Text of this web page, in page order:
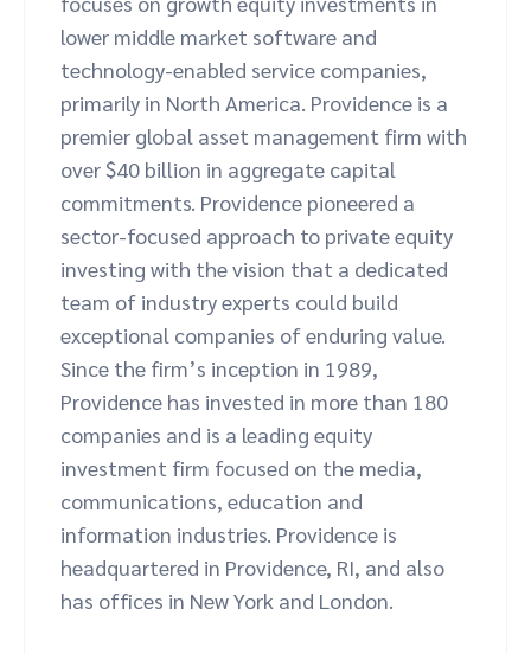
lower middle market software and
technology-enabled service companies,
primarily in North America. Providence is a
premier global asset management firm with
over $40 billion in aggregate capital
commitments. Providence pioneered a
sector-focused approach to private equity
investing with the vision that a dedicated
team of industry experts could build
exceptional companies of enduring value.
Since the firm’s inception in 1989,
Providence has invested in more than 180
companies and is a leading equity
investment firm focused on the media,
communications, education and
information industries. Providence is
headquartered in Providence, RI, and also
has offices in New York and London.